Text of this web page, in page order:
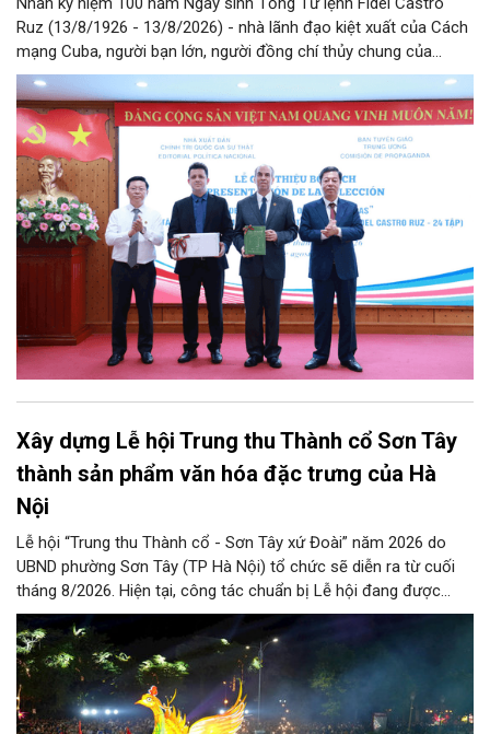
Ruz (13/8/1926 - 13/8/2026) - nhà lãnh đạo kiệt xuất của Cách
mạng Cuba, người bạn lớn, người đồng chí thủy chung của
Đảng, Nhà nước và nhân dân Việt Nam, chiều 5/8, tại Hà Nội,
Nhà xuất bản Chính trị quốc gia Sự thật phối hợp với Ban Tuyên
giáo Trung ương tổ chức Lễ giới thiệu bộ sách “Tuyển tập các
tác phẩm chọn lọc của Tổng Tư lệnh Fidel Castro Ruz” gồm 24
tập bằng tiếng Tây Ban Nha.
Xây dựng Lễ hội Trung thu Thành cổ Sơn Tây
thành sản phẩm văn hóa đặc trưng của Hà
Nội
Lễ hội “Trung thu Thành cổ - Sơn Tây xứ Đoài” năm 2026 do
UBND phường Sơn Tây (TP Hà Nội) tổ chức sẽ diễn ra từ cuối
tháng 8/2026. Hiện tại, công tác chuẩn bị Lễ hội đang được
chính quyền phường Sơn Tây cùng các phòng, ban, ngành, đơn
vị và 25 tổ dân phố khẩn trương triển khai, tạo khí thế sôi nổi,
sẵn sàng mang đến cho Nhân dân và du khách một mùa Trung
thu quy mô, đặc sắc và giàu bản sắc văn hóa xứ Đoài.